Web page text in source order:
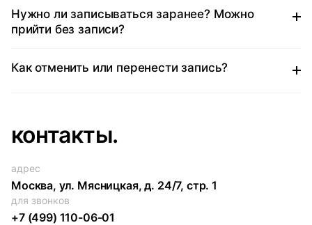
Нужно ли записываться заранее? Можно
прийти без записи?
Как отменить или перенести запись?
контакты.
адрес
Москва, ул. Мясницкая, д. 24/7, стр. 1
для звонков
+7 (499) 110-06-01